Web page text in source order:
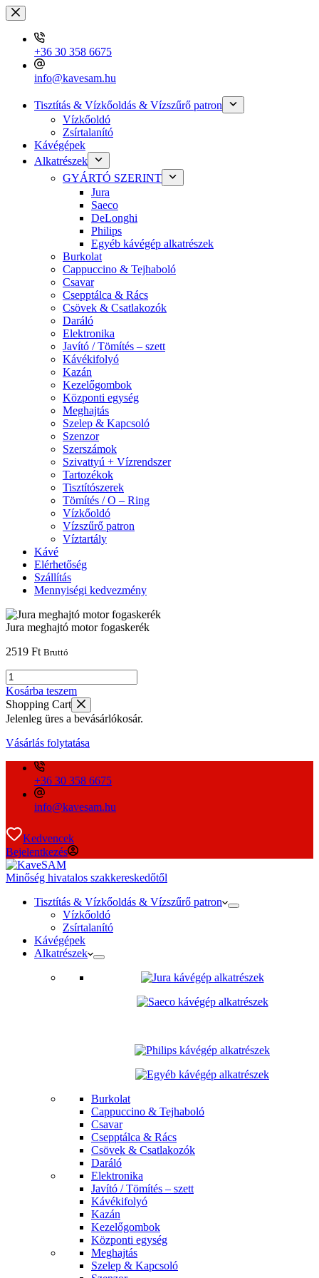
Skip
to
content
+36 30 358 6675
info@kavesam.hu
Tisztítás & Vízkőoldás & Vízszűrő patron
Vízkőoldó
Zsírtalanító
Kávégépek
Alkatrészek
GYÁRTÓ SZERINT
Jura
Saeco
DeLonghi
Philips
Egyéb kávégép alkatrészek
Burkolat
Cappuccino & Tejhaboló
Csavar
Csepptálca & Rács
Csövek & Csatlakozók
Daráló
Elektronika
Javító / Tömítés – szett
Kávékifolyó
Kazán
Kezelőgombok
Központi egység
Meghajtás
Szelep & Kapcsoló
Szenzor
Szerszámok
Szivattyú + Vízrendszer
Tartozékok
Tisztítószerek
Tömítés / O – Ring
Vízkőoldó
Vízszűrő patron
Víztartály
Kávé
Elérhetőség
Szállítás
Mennyiségi kedvezmény
Jura meghajtó motor fogaskerék
2519 Ft Bruttó
Jura
meghajtó
motor
fogaskerék
mennyiség
Kosárba teszem
Shopping Cart
Jelenleg üres a bevásárlókosár.
Vásárlás folytatása
+36 30 358 6675
info@kavesam.hu
Kedvencek
Bejelentkezés
Minőség hivatalos szakkereskedőtől
Tisztítás & Vízkőoldás & Vízszűrő patron
Vízkőoldó
Zsírtalanító
Kávégépek
Alkatrészek
Burkolat
Cappuccino & Tejhaboló
Csavar
Csepptálca & Rács
Csövek & Csatlakozók
Daráló
Elektronika
Javító / Tömítés – szett
Kávékifolyó
Kazán
Kezelőgombok
Központi egység
Meghajtás
Szelep & Kapcsoló